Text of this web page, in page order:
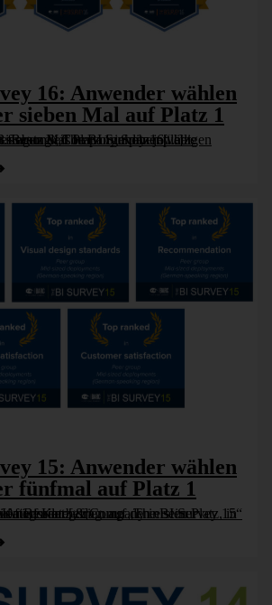
16: Anwender wählen
sieben Mal auf Platz 1
Company Spitzenplätze erreicht: insgesamt sieben Mal Platz 1 in den jeweiligen Vergleichsgruppen. Besonders hervorgehoben [...]
15: Anwender wählen
fünfmal auf Platz 1
in fünf Kategorien auf den ersten Platz, in dreizehn weiteren Kategorien [...]